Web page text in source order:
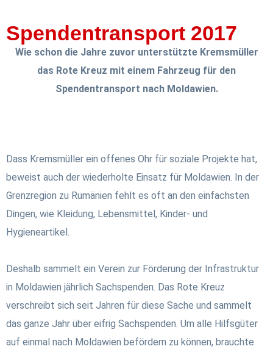
Spendentransport 2017
Wie schon die Jahre zuvor unterstützte Kremsmüller
das Rote Kreuz mit einem Fahrzeug für den
Spendentransport nach Moldawien.
Dass Kremsmüller ein offenes Ohr für soziale Projekte hat,
beweist auch der wiederholte Einsatz für Moldawien. In der
Grenzregion zu Rumänien fehlt es oft an den einfachsten
Dingen, wie Kleidung, Lebensmittel, Kinder- und
Hygieneartikel.
Deshalb sammelt ein Verein zur Förderung der Infrastruktur
in Moldawien jährlich Sachspenden. Das Rote Kreuz
verschreibt sich seit Jahren für diese Sache und sammelt
das ganze Jahr über eifrig Sachspenden. Um alle Hilfsgüter
auf einmal nach Moldawien befördern zu können, brauchte